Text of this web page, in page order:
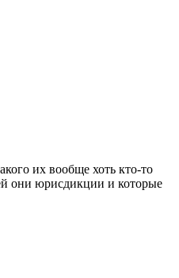
их вообще хоть кто-то
они юрисдикции и которые